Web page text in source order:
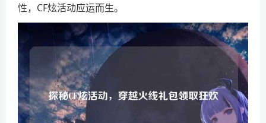
性，CF炫活动应运而生。